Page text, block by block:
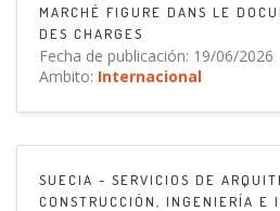
MARCHÉ FIGURE DANS LE
DES CHARGES
Fecha de publicación: 19/06/2026
Ambito: Internacional
SUECIA - SERVICIOS DE
CONSTRUCCIÓN, INGENIERÍA E